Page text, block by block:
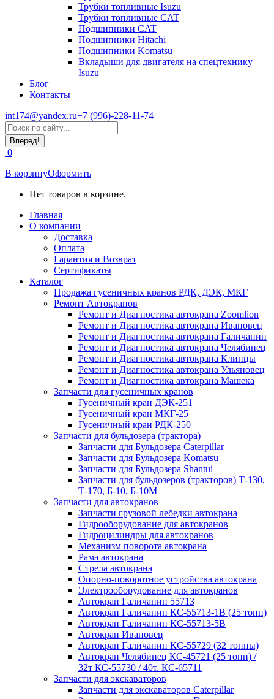
Трубки топливные Isuzu
Трубки топливные CAT
Подшипники CAT
Подшипники Hitachi
Подшипники Komatsu
Вкладыши для двигателя на спецтехнику
Isuzu
Блог
Контакты
int174@yandex.ru+7 (996)-228-11-74
Страница
WhatsApp
открывается
в
новом
окне
Поиск:
0
В корзинуОформить
Нет товаров в корзине.
Главная
О компании
Доставка
Оплата
Гарантия и Возврат
Сертификаты
Каталог
Продажа гусеничных кранов РДК, ДЭК, МКГ
Ремонт Автокранов
Ремонт и Диагностика автокрана Zoomlion
Ремонт и Диагностика автокрана Ивановец
Ремонт и Диагностика автокрана Галичанин
Ремонт и Диагностика автокрана Челябинец
Ремонт и Диагностика автокрана Клинцы
Ремонт и Диагностика автокрана Ульяновец
Ремонт и Диагностика автокрана Машека
Запчасти для гусеничных кранов
Гусеничный кран ДЭК-251
Гусеничный кран МКГ-25
Гусеничный кран РДК-250
Запчасти для бульдозера (трактора)
Запчасти для Бульдозера Caterpillar
Запчасти для Бульдозера Komatsu
Запчасти для Бульдозера Shantui
Запчасти для бульдозеров (тракторов) Т-130,
Т-170, Б-10, Б-10М
Запчасти для автокранов
Запчасти грузовой лебедки автокрана
Гидрооборудование для автокранов
Гидроцилиндры для автокранов
Механизм поворота автокрана
Рама автокрана
Стрела автокрана
Опорно-поворотное устройства автокрана
Электрооборудование для автокранов
Автокран Галичанин 55713
Автокран Галичанин КС-55713-1В (25 тонн)
Автокран Галичанин КС-55713-5В
Автокран Ивановец
Автокран Галичанин КС-55729 (32 тонны)
Автокран Челябинец КС-45721 (25 тонн) /
32т КС-55730 / 40т. КС-65711
Запчасти для экскаваторов
Запчасти для экскаваторов Caterpillar